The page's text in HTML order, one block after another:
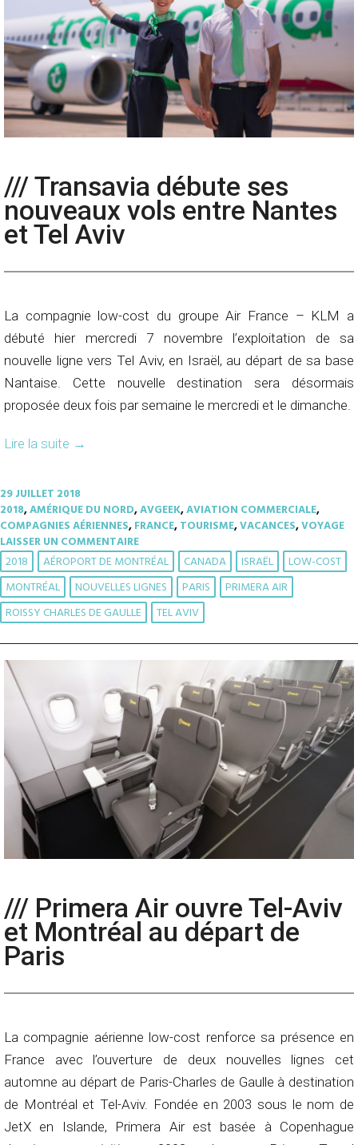
/// Transavia débute ses
nouveaux vols entre Nantes
et Tel Aviv
La compagnie low-cost du groupe Air France – KLM a
débuté hier mercredi 7 novembre l’exploitation de sa
nouvelle ligne vers Tel Aviv, en Israël, au départ de sa base
Nantaise. Cette nouvelle destination sera désormais
proposée deux fois par semaine le mercredi et le dimanche.
Lire la suite →
29 JUILLET 2018
2018,AMÉRIQUE DU NORD,AVGEEK,AVIATION COMMERCIALE,
COMPAGNIES AÉRIENNES,FRANCE,TOURISME,VACANCES,VOYAGE
LAISSER UN COMMENTAIRE
2018 AÉROPORT DE MONTRÉAL CANADA ISRAËL
LOW-COST
MONTRÉAL
NOUVELLES LIGNES PARIS
PRIMERA AIR
ROISSY CHARLES DE GAULLE
TEL AVIV
/// Primera Air ouvre Tel-Aviv
et Montréal au départ de
Paris
La compagnie aérienne low-cost renforce sa présence en
France avec l’ouverture de deux nouvelles lignes cet
automne au départ de Paris-Charles de Gaulle à destination
de Montréal et Tel-Aviv. Fondée en 2003 sous le nom de
JetX en Islande, Primera Air est basée à Copenhague